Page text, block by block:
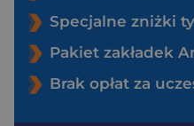
Specjalne zniżki
Pakiet zakładek
Brak opłat za